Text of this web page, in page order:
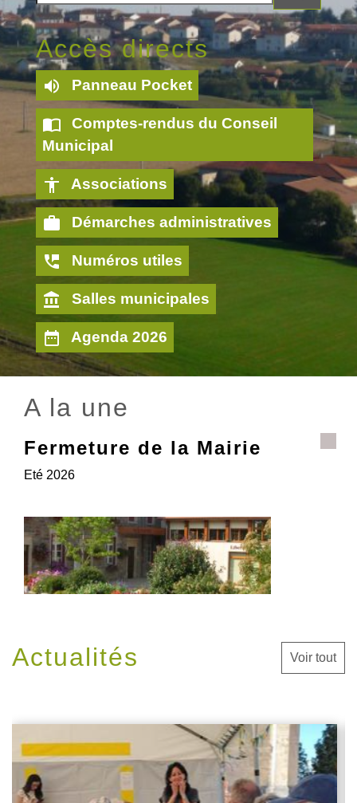
Accès directs
volume_up Panneau Pocket
import_contacts
Comptes-rendus du Conseil
Municipal
accessibility Associations
work Démarches administratives
perm_phone_msg Numéros utiles
account_balance Salles municipales
date_range Agenda 2026
A la une
Fermeture de la Mairie
Eté 2026
Actualités Voir tout